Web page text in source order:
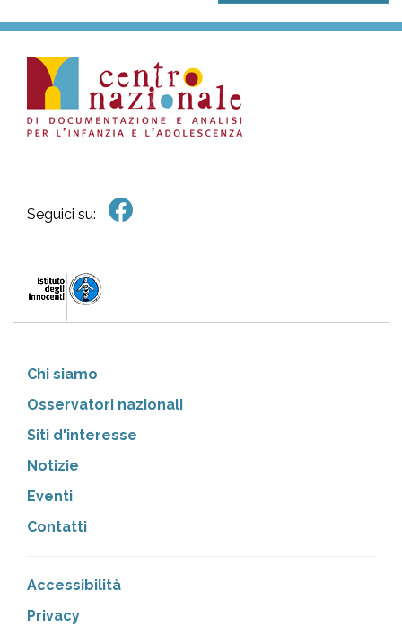
Seguici su:
Chi siamo
Osservatori nazionali
Siti d'interesse
Notizie
Eventi
Contatti
Accessibilità
Privacy